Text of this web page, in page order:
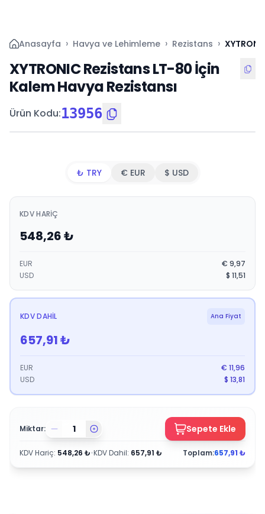
Anasayfa › Havya ve Lehimleme › Rezistans ›
XYTRONIC Rezistans LT-80 İçin
Kalem Havya Rezistansı
Ürün Kodu:13956
₺ TRY € EUR $ USD
KDV HARIÇ
548,26₺
EUR € 9,97
USD
$ 11,51
KDV DAHIL Ana Fiyat
657,91₺
EUR € 11,96
USD
$ 13,81
Miktar: Sepete Ekle
KDV Hariç: 548,26 ₺•KDV Dahil: 657,91 ₺ Toplam:657,91 ₺